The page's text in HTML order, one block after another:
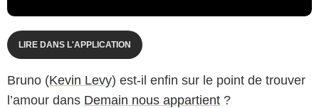
LIRE DANS L'APPLICATION
Bruno (Kevin Levy) est-il enfin sur le point de trouver
l’amour dans Demain nous appartient ?